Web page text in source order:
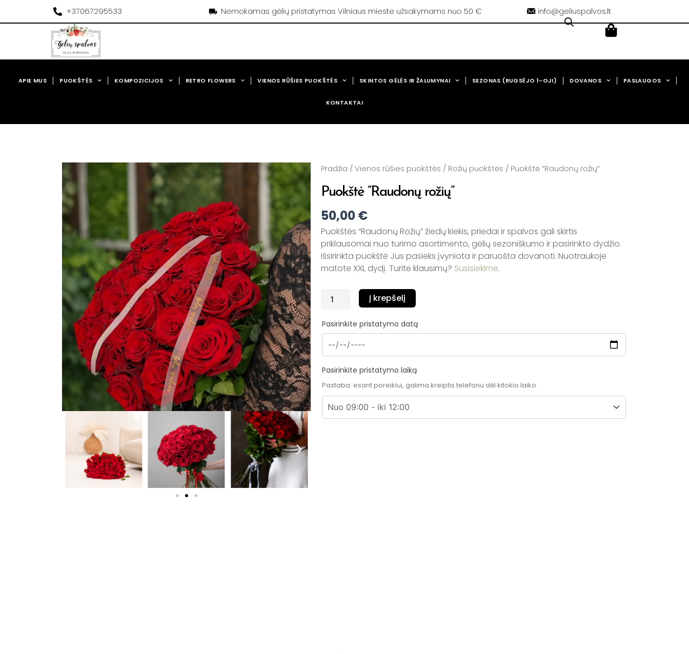
+37067295533 Nemokamas gėlių pristatymas Vilniaus mieste užsakymams nuo 50 € info@geliuspalvos.lt
Cart
APIE MUS PUOKŠTĖS KOMPOZICIJOS RETRO FLOWERS VIENOS RŪŠIES PUOKŠTĖS SKINTOS GĖLĖS IR ŽALUMYNAI SEZONAS (RUGSĖJO 1-OJI) DOVANOS PASLAUGOS
KONTAKTAI
Pradžia / Vienos rūšies puokštės / Rožių puokštės / Puokštė “Raudonų rožių”
Puokštė “Raudonų rožių”
50,00€
Puokštės “Raudonų Rožių” žiedų kiekis, priedai ir spalvos gali skirtis
priklausomai nuo turimo asortimento, gėlių sezoniškumo ir pasirinkto dydžio.
Išsirinkta puokštė Jus pasieks įvyniota ir paruošta dovanoti. Nuotraukoje
matote XXL dydį. Turite klausimų? Susisiekime.
kiekis:
"Raudonų
rožių"
Į krepšelį
Pasirinkite pristatymo datą
Pasirinkite pristatymo laiką
Pastaba: esant poreikiui, galima kreiptis telefonu dėl kitokio laiko.